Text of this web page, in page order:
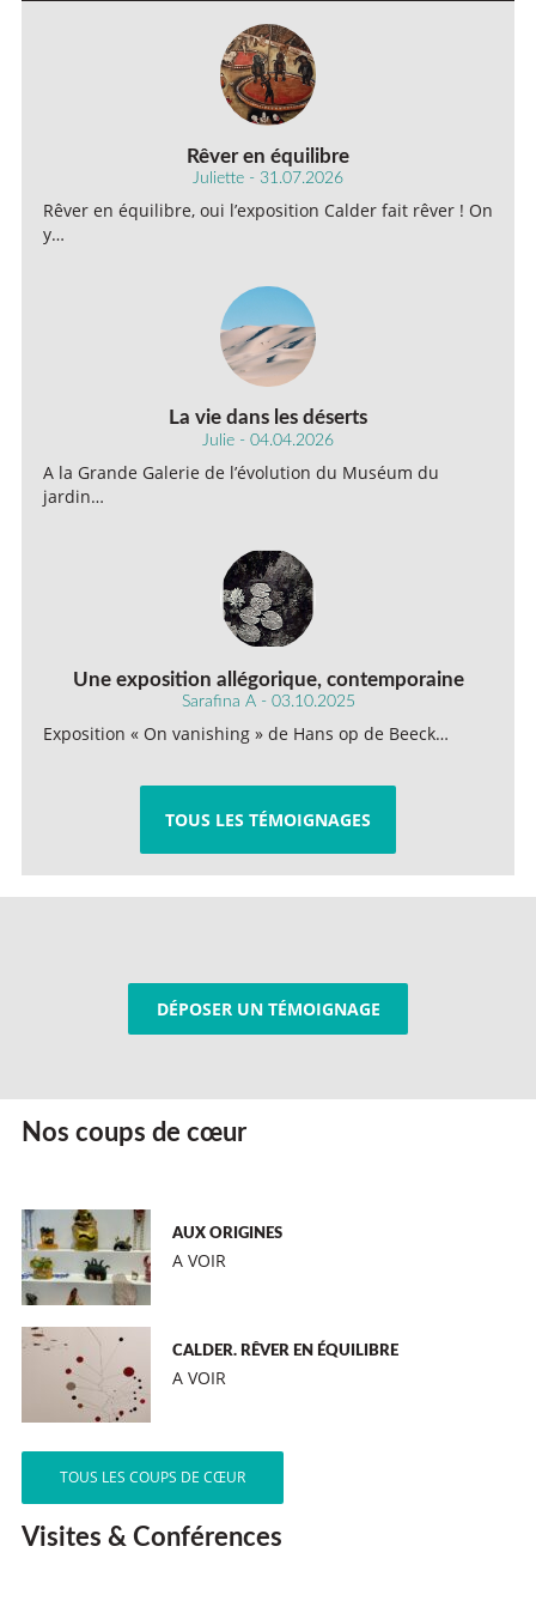
Rêver en équilibre
Juliette - 31.07.2026
Rêver en équilibre, oui l’exposition Calder fait rêver ! On
y…
La vie dans les déserts
Julie - 04.04.2026
A la Grande Galerie de l’évolution du Muséum du
jardin…
Une exposition allégorique, contemporaine
Sarafina A - 03.10.2025
Exposition « On vanishing » de Hans op de Beeck…
TOUS LES TÉMOIGNAGES
DÉPOSER UN TÉMOIGNAGE
Nos coups de cœur
AUX ORIGINES
A VOIR
CALDER. RÊVER EN ÉQUILIBRE
A VOIR
TOUS LES COUPS DE CŒUR
Visites & Conférences